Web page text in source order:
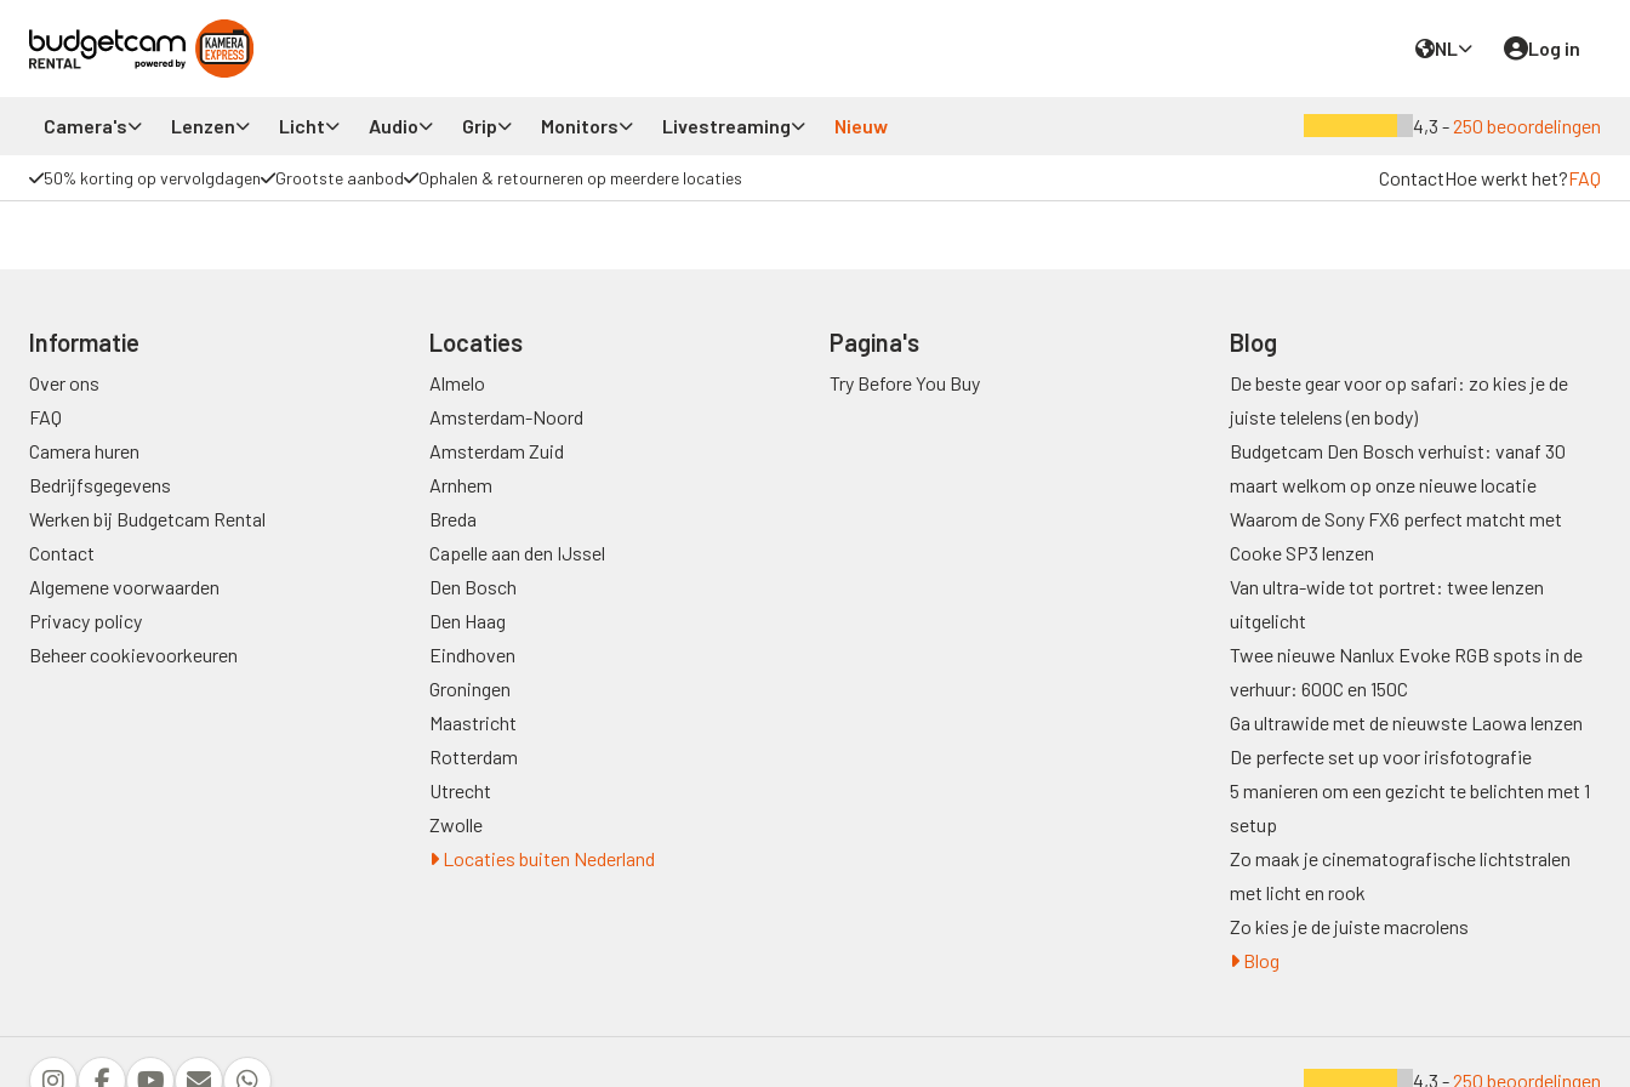
NL Log in
Camera's Lenzen Licht Audio Grip Monitors Livestreaming Nieuw 4,3 -250 beoordelingen
50% korting op vervolgdagen Grootste aanbod Ophalen & retourneren op meerdere locaties ContactHoe werkt het?FAQ
Informatie
Over ons
FAQ
Camera huren
Bedrijfsgegevens
Werken bij Budgetcam Rental
Contact
Algemene voorwaarden
Privacy policy
Beheer cookievoorkeuren
Locaties
Almelo
Amsterdam-Noord
Amsterdam Zuid
Arnhem
Breda
Capelle aan den IJssel
Den Bosch
Den Haag
Eindhoven
Groningen
Maastricht
Rotterdam
Utrecht
Zwolle
Locaties buiten Nederland
Pagina's
Try Before You Buy
Blog
De beste gear voor op safari: zo kies je de
juiste telelens (en body)
Budgetcam Den Bosch verhuist: vanaf 30
maart welkom op onze nieuwe locatie
Waarom de Sony FX6 perfect matcht met
Cooke SP3 lenzen
Van ultra-wide tot portret: twee lenzen
uitgelicht
Twee nieuwe Nanlux Evoke RGB spots in de
verhuur: 600C en 150C
Ga ultrawide met de nieuwste Laowa lenzen
De perfecte set up voor irisfotografie
5 manieren om een gezicht te belichten met 1
setup
Zo maak je cinematografische lichtstralen
met licht en rook
Zo kies je de juiste macrolens
Blog
4,3 -250 beoordelingen